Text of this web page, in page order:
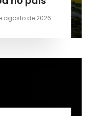
agosto de 2026